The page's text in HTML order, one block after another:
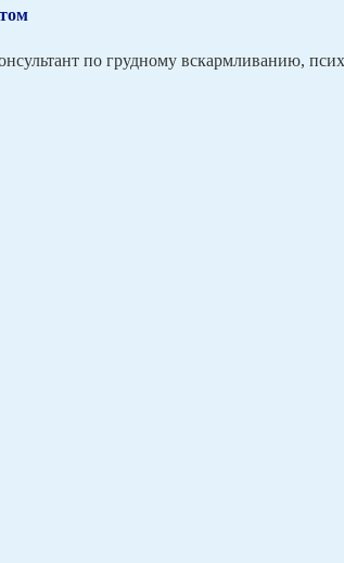
по грудному вскармливанию,